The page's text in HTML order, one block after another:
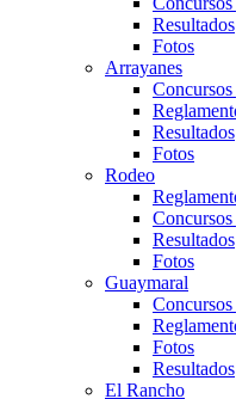
Resultados
Fotos
Arrayanes
Resultados
Fotos
Rodeo
Resultados
Fotos
Guaymaral
Fotos
Resultados
El Rancho